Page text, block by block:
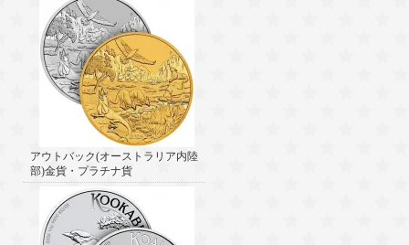
アウトバック(オーストラリア内陸
部)金貨・プラチナ貨